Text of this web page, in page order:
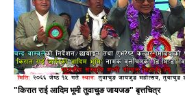
"किरात राई आदिम भूमी तुवाचुङ जायजङ" बृत्तचित्र